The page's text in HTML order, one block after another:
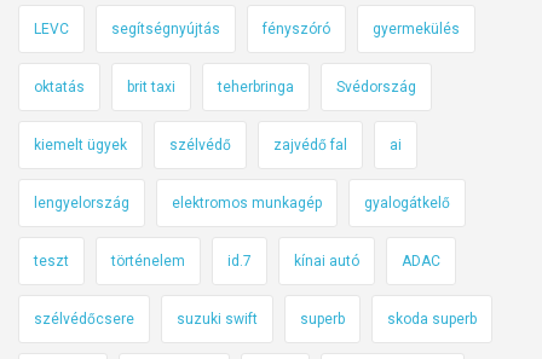
LEVC segítségnyújtás fényszóró gyermekülés
oktatás brit taxi teherbringa Svédország
kiemelt ügyek szélvédő zajvédő fal ai
lengyelország elektromos munkagép gyalogátkelő
teszt történelem id.7 kínai autó ADAC
szélvédőcsere suzuki swift superb skoda superb